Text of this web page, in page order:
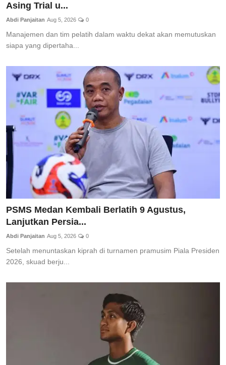
Asing Trial u...
Abdi Panjaitan Aug 5, 2026 0
Manajemen dan tim pelatih dalam waktu dekat akan memutuskan
siapa yang dipertaha...
PSMS Medan Kembali Berlatih 9 Agustus,
Lanjutkan Persia...
Abdi Panjaitan Aug 5, 2026 0
Setelah menuntaskan kiprah di turnamen pramusim Piala Presiden
2026, skuad berju...